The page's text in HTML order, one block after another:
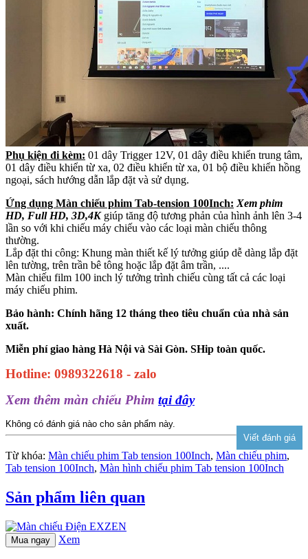
Phụ kiện đi kèm: 01 dây Trigger 12V, 01 dây điều khiển trung tâm,
01 dây điều khiển từ xa, 02 điều khiển từ xa, 01 bộ điều khiển hồng
ngoại, sách hướng dẫn lắp đặt và sử dụng.
Ứng dụng Màn chiếu phim Tab-tension 100Inch: Xem phim
HD, Full HD, 3D,4Kgiúp tăng độ tương phản của hình ảnh lên 3-4
lần so với khi chiếu máy chiếu vào các loại màn chiếu thông
thường.
Lắp đặt thi công: Khung màn thiết kế lý tưởng giúp dễ dàng lắp đặt
lên tường, trên trần bê tông hoặc lắp đặt âm trần, ....
Màn chiếu film 100 inch lý tưởng trình chiếu cùng tất cả các loại
máy chiếu phim.
Bảo hành: Chính hãng 12 tháng theo tiêu chuẩn của nhà sản
xuất.
Miễn phí giao hàng Hà Nội và Sài Gòn. SHip toàn quốc.
Hotline: 0989322618 - zalo
Xem thêm màn chiếu Phim tại đây
Không có đánh giá nào cho sản phẩm này.
Từ khóa: Màn chiếu phim Tab tension 100Inch, Màn chiếu phim,
Tab tension 100Inch, Màn hình chiếu phim Tab tension 100Inch
Sản phẩm liên quan
Mua ngay Xem